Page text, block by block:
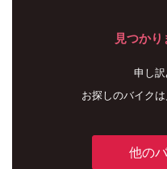
見つかり
申し訳
お探しのバイクは
他の